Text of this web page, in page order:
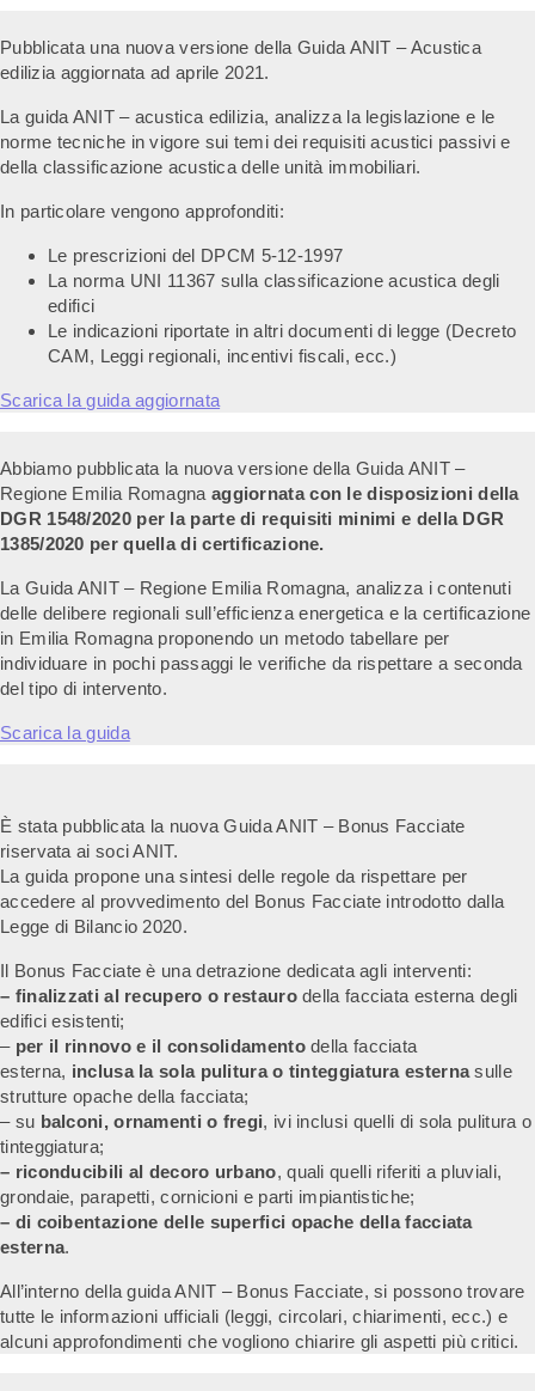
Pubblicata una nuova versione della Guida ANIT – Acustica
edilizia aggiornata ad aprile 2021.
La guida ANIT – acustica edilizia, analizza la legislazione e le
norme tecniche in vigore sui temi dei requisiti acustici passivi e
della classificazione acustica delle unità immobiliari.
In particolare vengono approfonditi:
Le prescrizioni del DPCM 5-12-1997
La norma UNI 11367 sulla classificazione acustica degli
edifici
Le indicazioni riportate in altri documenti di legge (Decreto
CAM, Leggi regionali, incentivi fiscali, ecc.)
Scarica la guida aggiornata
Abbiamo pubblicata la nuova versione della Guida ANIT –
Regione Emilia Romagna aggiornata con le disposizioni della
DGR 1548/2020 per la parte di requisiti minimi e della DGR
1385/2020 per quella di certificazione.
La Guida ANIT – Regione Emilia Romagna, analizza i contenuti
delle delibere regionali sull’efficienza energetica e la certificazione
in Emilia Romagna proponendo un metodo tabellare per
individuare in pochi passaggi le verifiche da rispettare a seconda
del tipo di intervento.
Scarica la guida
È stata pubblicata la nuova Guida ANIT – Bonus Facciate
riservata ai soci ANIT.
La guida propone una sintesi delle regole da rispettare per
accedere al provvedimento del Bonus Facciate introdotto dalla
Legge di Bilancio 2020.
Il Bonus Facciate è una detrazione dedicata agli interventi:
– finalizzati al recupero o restaurodella facciata esterna degli
edifici esistenti;
– per il rinnovo e il consolidamentodella facciata
esterna, inclusa la sola pulitura o tinteggiatura esternasulle
strutture opache della facciata;
– su balconi, ornamenti o fregi, ivi inclusi quelli di sola pulitura o
tinteggiatura;
– riconducibili al decoro urbano, quali quelli riferiti a pluviali,
grondaie, parapetti, cornicioni e parti impiantistiche;
– di coibentazione delle superfici opache della facciata
esterna.
All’interno della guida ANIT – Bonus Facciate, si possono trovare
tutte le informazioni ufficiali (leggi, circolari, chiarimenti, ecc.) e
alcuni approfondimenti che vogliono chiarire gli aspetti più critici.